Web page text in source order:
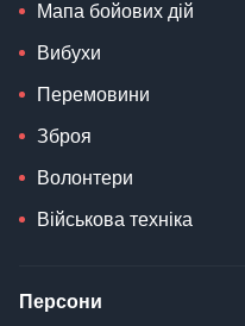
Мапа бойових дій
Вибухи
Перемовини
Зброя
Волонтери
Військова техніка
Персони